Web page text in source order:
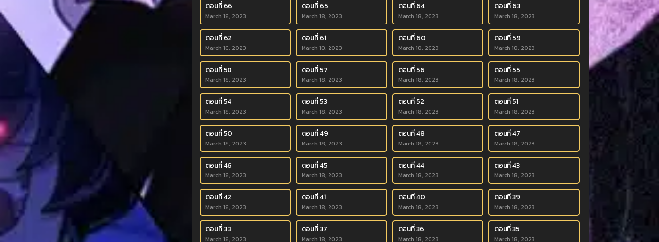
ตอนที่ 66
March 18, 2023
ตอนที่ 65
March 18, 2023
ตอนที่ 64
March 18, 2023
ตอนที่ 63
March 18, 2023
ตอนที่ 62
March 18, 2023
ตอนที่ 61
March 18, 2023
ตอนที่ 60
March 18, 2023
ตอนที่ 59
March 18, 2023
ตอนที่ 58
March 18, 2023
ตอนที่ 57
March 18, 2023
ตอนที่ 56
March 18, 2023
ตอนที่ 55
March 18, 2023
ตอนที่ 54
March 18, 2023
ตอนที่ 53
March 18, 2023
ตอนที่ 52
March 18, 2023
ตอนที่ 51
March 18, 2023
ตอนที่ 50
March 18, 2023
ตอนที่ 49
March 18, 2023
ตอนที่ 48
March 18, 2023
ตอนที่ 47
March 18, 2023
ตอนที่ 46
March 18, 2023
ตอนที่ 45
March 18, 2023
ตอนที่ 44
March 18, 2023
ตอนที่ 43
March 18, 2023
ตอนที่ 42
March 18, 2023
ตอนที่ 41
March 18, 2023
ตอนที่ 40
March 18, 2023
ตอนที่ 39
March 18, 2023
ตอนที่ 38
March 18, 2023
ตอนที่ 37
March 18, 2023
ตอนที่ 36
March 18, 2023
ตอนที่ 35
March 18, 2023